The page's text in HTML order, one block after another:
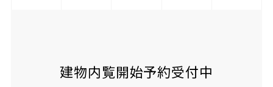
建物内覧開始予約受付中